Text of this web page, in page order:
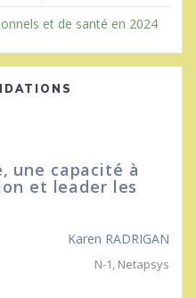
et de santé en 2024
une capacité à
et leader les
Karen RADRIGAN
N-1, Netapsys